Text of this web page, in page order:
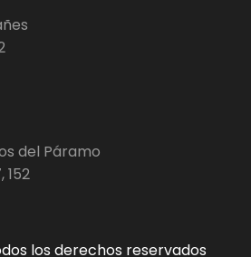
del Páramo
152
los derechos reservados